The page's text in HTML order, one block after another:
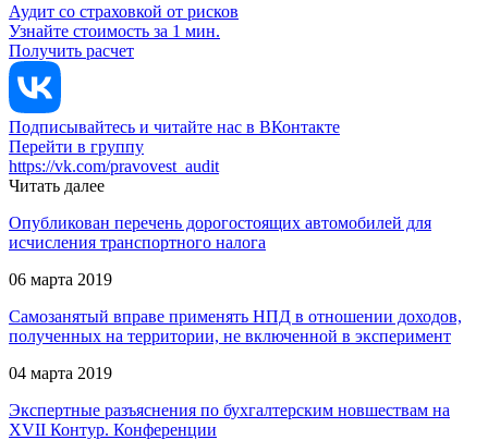
Аудит со страховкой от рисков
Узнайте стоимость за 1 мин.
Получить расчет
Подписывайтесь и читайте нас в ВКонтакте
Перейти в группу
https://vk.com/pravovest_audit
Читать далее
Опубликован перечень дорогостоящих автомобилей для
исчисления транспортного налога
06 марта 2019
Самозанятый вправе применять НПД в отношении доходов,
полученных на территории, не включенной в эксперимент
04 марта 2019
Экспертные разъяснения по бухгалтерским новшествам на
XVII Контур. Конференции